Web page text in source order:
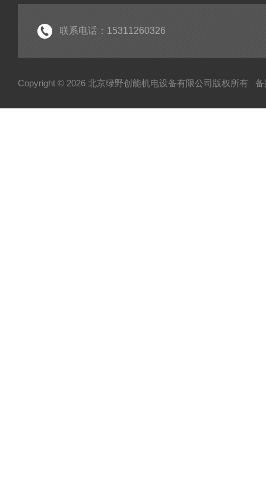
联系电话：15311260326
Copyright © 2026 北京绿野创能机电设备有限公司版权所有 备